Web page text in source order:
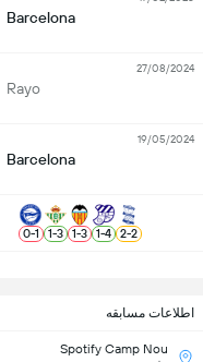
اطلاعات مسابقه
Spotify Camp Nou
Barcelona
Rayo
27/08/2024
Barcelona
19/05/2024
2
-
2
4
-
1
3
-
1
3
-
1
1
-
0